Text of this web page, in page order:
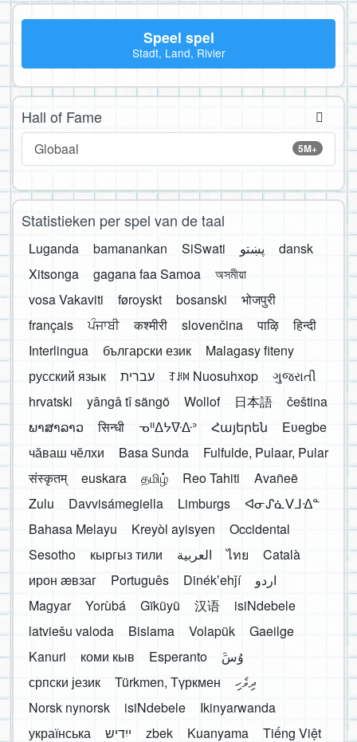
Speel spel
Stadt, Land, Rivier
Hall of Fame
5M+
Globaal
Statistieken per spel van de taal
Luganda bamanankan SiSwati پښتو
dansk
Xitsonga
gagana faa Samoa
অসমীয়া
vosa Vakaviti
føroyskt bosanski
भोजपुरी
français
ਪੰਜਾਬੀ कश्मीरी slovenčina पाऴि
हिन्दी
Interlingua
български език
Malagasy fiteny
русский язык
עברית ꆈꌠ꒿ Nuosuhxop
ગુજરાતી
hrvatski
yângâ tî sängö Wollof 日本語
čeština
ພາສາລາວ
सिन्धी ᓀᐦᐃᔭᐍᐏᐣ Հայերեն
Eʋegbe
чӑваш чӗлхи
Basa Sunda
Fulfulde, Pulaar, Pular
संस्कृतम्
euskara தமிழ் Reo Tahiti
Avañeẽ
Zulu
Davvisámegiella Limburgs
ᐊᓂᔑᓈᐯᒧᐎᓐ
Bahasa Melayu
Kreyòl ayisyen
Occidental
Sesotho
кыргыз тили العربية ไทย
Català
ирон æвзаг
Português Dinékʼehǰí
اردو
Magyar
Yorùbá Gĩkũyũ 汉语
isiNdebele
latviešu valoda
Bislama Volapük
Gaeilge
Kanuri
коми кыв Esperanto
َوُسَ
српски језик
Türkmen, Түркмен
ދިވެހި
Norsk nynorsk
isiNdebele
Ikinyarwanda
українська
ייִדיש zbek Kuanyama Tiếng Việt